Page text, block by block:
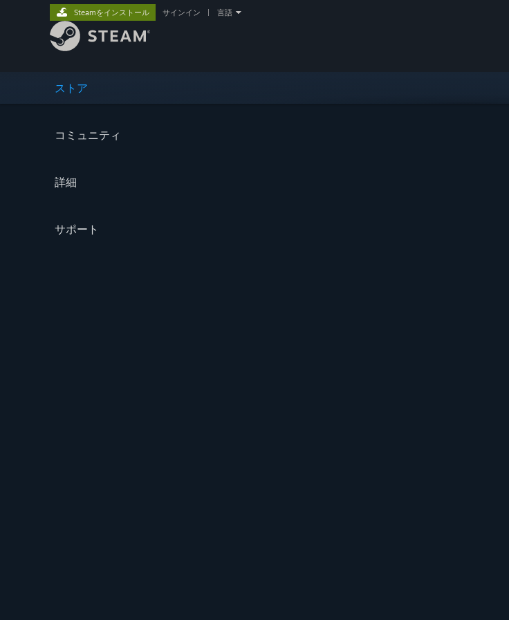
ストア
コミュニティ
詳細
サポート
Steamをインストール サインイン 言語